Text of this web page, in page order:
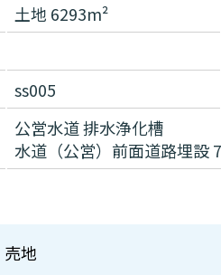
土地 6293m²
ss005
公営水道排水浄化槽
水道（公営）前面道路埋設
売地